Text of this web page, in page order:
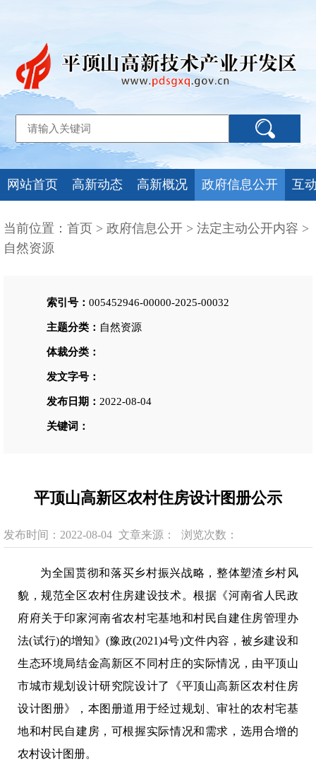
网站首页 高新动态 高新概况 政府信息公开 互
当前位置： 首页 > 政府信息公开 > 法定主动公开内容 >
自然资源
索引号： 005452946-00000-2025-00032
主题分类： 自然资源
体裁分类：
发文字号：
发布日期： 2022-08-04
关键词：
平顶山高新区农村住房设计图册公示
发布时间：2022-08-04 文章来源： 浏览次数：
为全国贳彻和落买乡村振兴战略，整体塑渣乡村风
貌，规范全区农村住房建设技术。根据《河南省人民政
府府关于印家河南省农村宅基地和村民自建住房管理办
法(试行)的增知》(豫政(2021)4号)文件内容，被乡建设和
生态环境局结金高新区不同村庄的实际情况，由平顶山
市城市规划设计研究院设计了《平顶山高新区农村住房
设计图册》，本图册道用于经过规划、审社的农村宅基
地和村民自建房，可根握实际情况和需求，选用合增的
农村设计图册。